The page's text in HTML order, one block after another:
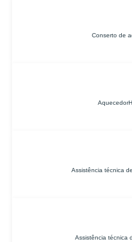
Conserto de
Assistência técnica
Assistência técnica